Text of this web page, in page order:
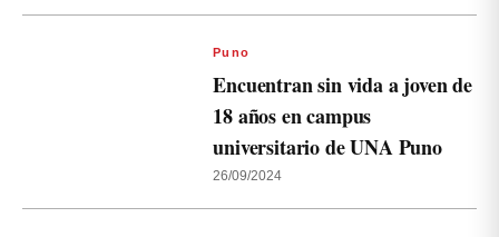
Puno
Encuentran sin vida a joven de
18 años en campus
universitario de UNA Puno
26/09/2024